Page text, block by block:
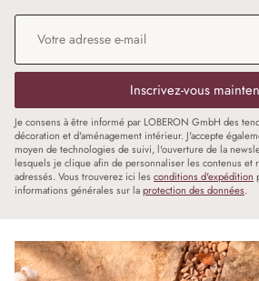
Adresse e-mail*
Inscrivez-vous
Je consens à être informé par LOBERON GmbH des
décoration et d'aménagement intérieur. J'accepte
moyen de technologies de suivi, l'ouverture de la
lesquels je clique afin de personnaliser les contenus et
adressés. Vous trouverez ici les conditions d'expédition
informations générales sur laprotection des données.